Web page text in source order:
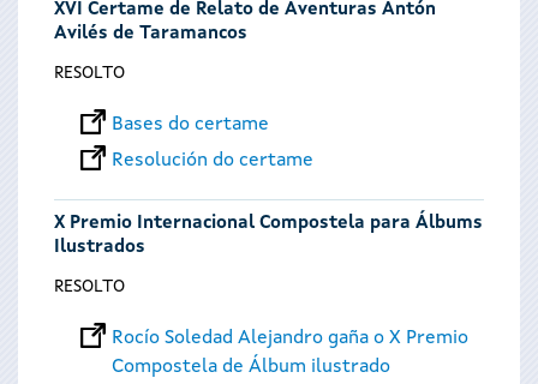
XVI Certame de Relato de Aventuras Antón
Avilés de Taramancos
RESOLTO
Bases do certame
Resolución do certame
X Premio Internacional Compostela para Álbums
Ilustrados
RESOLTO
Rocío Soledad Alejandro gaña o X Premio
Compostela de Álbum ilustrado